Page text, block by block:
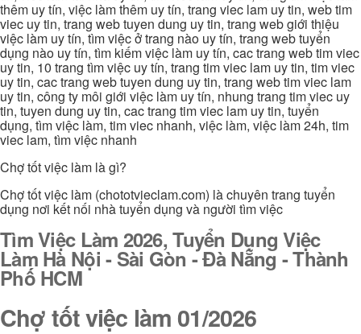
thêm uy tín, việc làm thêm uy tín, trang viec lam uy tin, web tim
viec uy tin, trang web tuyen dung uy tin, trang web giới thiệu
việc làm uy tín, tìm việc ở trang nào uy tín, trang web tuyển
dụng nào uy tín, tìm kiếm việc làm uy tín, cac trang web tim viec
uy tin, 10 trang tìm việc uy tín, trang tim viec lam uy tin, tim viec
uy tin, cac trang web tuyen dung uy tin, trang web tim viec lam
uy tin, công ty môi giới việc làm uy tín, nhung trang tim viec uy
tin, tuyen dung uy tin, cac trang tim viec lam uy tin, tuyển
dụng, tìm việc làm, tim viec nhanh, việc làm, việc làm 24h, tim
viec lam, tìm việc nhanh
Chợ tốt việc làm là gì?
Chợ tốt việc làm (chototvieclam.com) là chuyên trang tuyển
dụng nơi kết nối nhà tuyển dụng và người tìm việc
Tìm Việc Làm 2026, Tuyển Dụng Việc
Làm Hà Nội - Sài Gòn - Đà Nẵng - Thành
Phố HCM
Chợ tốt việc làm 01/2026